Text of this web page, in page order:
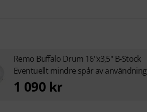
Remo Buffalo Drum 16"x3,5" B-Stock
Eventuellt mindre spår av användning
1 090 kr